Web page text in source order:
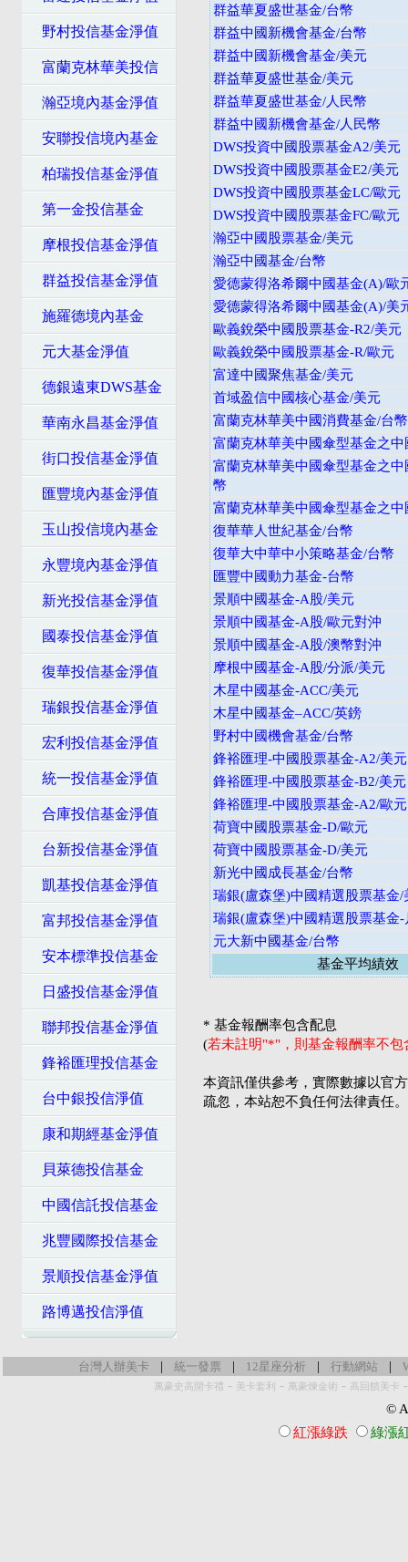
野村投信基金淨值
富蘭克林華美投信
瀚亞境內基金淨值
安聯投信境內基金
柏瑞投信基金淨值
第一金投信基金
摩根投信基金淨值
群益投信基金淨值
施羅德境內基金
元大基金淨值
德銀遠東DWS基金
華南永昌基金淨值
街口投信基金淨值
匯豐境內基金淨值
玉山投信境內基金
永豐境內基金淨值
新光投信基金淨值
國泰投信基金淨值
復華投信基金淨值
瑞銀投信基金淨值
宏利投信基金淨值
統一投信基金淨值
合庫投信基金淨值
台新投信基金淨值
凱基投信基金淨值
富邦投信基金淨值
安本標準投信基金
日盛投信基金淨值
聯邦投信基金淨值
鋒裕匯理投信基金
台中銀投信淨值
康和期經基金淨值
貝萊德投信基金
中國信託投信基金
兆豐國際投信基金
景順投信基金淨值
路博邁投信淨值
群益華夏盛世基金/台幣
群益中國新機會基金/台幣
群益中國新機會基金/美元
群益華夏盛世基金/美元
群益華夏盛世基金/人民幣
群益中國新機會基金/人民幣
DWS投資中國股票基金A2/美元
DWS投資中國股票基金E2/美元
DWS投資中國股票基金LC/歐元
DWS投資中國股票基金FC/歐元
瀚亞中國股票基金/美元
瀚亞中國基金/台幣
愛德蒙得洛希爾中國基金(A)/歐
愛德蒙得洛希爾中國基金(A)/美
歐義銳榮中國股票基金-R2/美元
歐義銳榮中國股票基金-R/歐元
富達中國聚焦基金/美元
首域盈信中國核心基金/美元
富蘭克林華美中國消費基金/台幣
富蘭克林華美中國傘型基金之
富蘭克林華美中國傘型基金之
幣
富蘭克林華美中國傘型基金之
復華華人世紀基金/台幣
復華大中華中小策略基金/台幣
匯豐中國動力基金-台幣
景順中國基金-A股/美元
景順中國基金-A股/歐元對沖
景順中國基金-A股/澳幣對沖
摩根中國基金-A股/分派/美元
木星中國基金-ACC/美元
木星中國基金–ACC/英鎊
野村中國機會基金/台幣
鋒裕匯理-中國股票基金-A2/美元
鋒裕匯理-中國股票基金-B2/美元
鋒裕匯理-中國股票基金-A2/歐元
荷寶中國股票基金-D/歐元
荷寶中國股票基金-D/美元
新光中國成長基金/台幣
瑞銀(盧森堡)中國精選股票基金/
瑞銀(盧森堡)中國精選股票基金
元大新中國基金/台幣
基金平均績效
* 基金報酬率包含配息
(若未註明"*"，則基金報酬率不
本資訊僅供參考，實際數據以官
疏忽，本站恕不負任何法律責任。
台灣人辦美卡 | 統一發票 | 12星座分析 | 行動網站 |
萬豪史高開卡禮 - 美卡套利 - 萬豪煉金術 - 高回饋美卡
©
紅漲綠跌
綠漲